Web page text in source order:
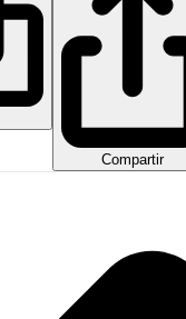
Compartir